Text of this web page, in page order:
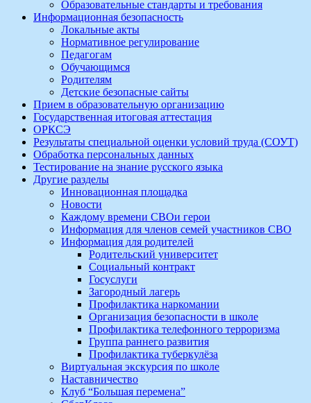
Образовательные стандарты и требования
Информационная безопасность
Локальные акты
Нормативное регулирование
Педагогам
Обучающимся
Родителям
Детские безопасные сайты
Прием в образовательную организацию
Государственная итоговая аттестация
ОРКСЭ
Результаты специальной оценки условий труда (СОУТ)
Обработка персональных данных
Тестирование на знание русского языка
Другие разделы
Инновационная площадка
Новости
Каждому времени СВОи герои
Информация для членов семей участников СВО
Информация для родителей
Родительский университет
Социальный контракт
Госуслуги
Загородный лагерь
Профилактика наркомании
Организация безопасности в школе
Профилактика телефонного терроризма
Группа раннего развития
Профилактика туберкулёза
Виртуальная экскурсия по школе
Наставничество
Клуб “Большая перемена”